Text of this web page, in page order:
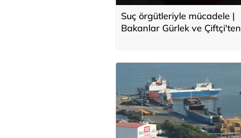
Suç örgütleriyle mücadele |
Bakanlar Gürlek ve Çiftçi'ten
geçeceğiz